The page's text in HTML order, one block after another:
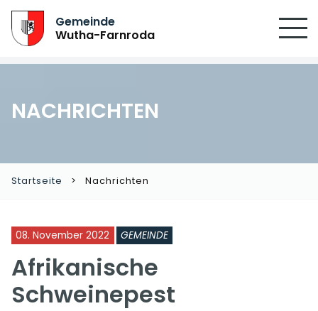
Gemeinde
Wutha-Farnroda
NACHRICHTEN
Startseite Nachrichten
08. November 2022 GEMEINDE
Afrikanische
Schweinepest